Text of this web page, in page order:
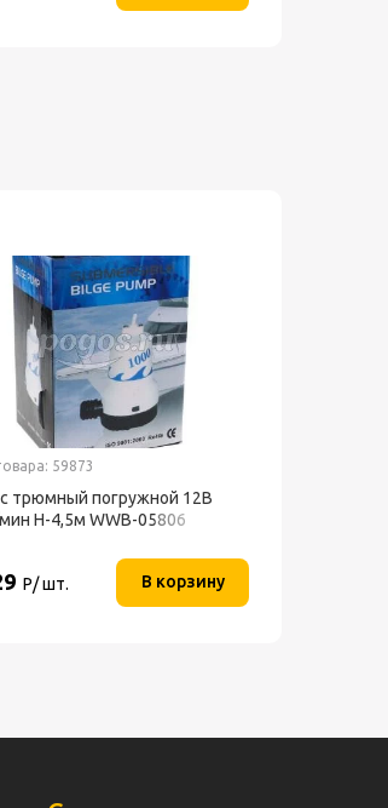
59873
трюмный погружной 12В
H-4,5м WWB-05806
Р/ шт. В корзину